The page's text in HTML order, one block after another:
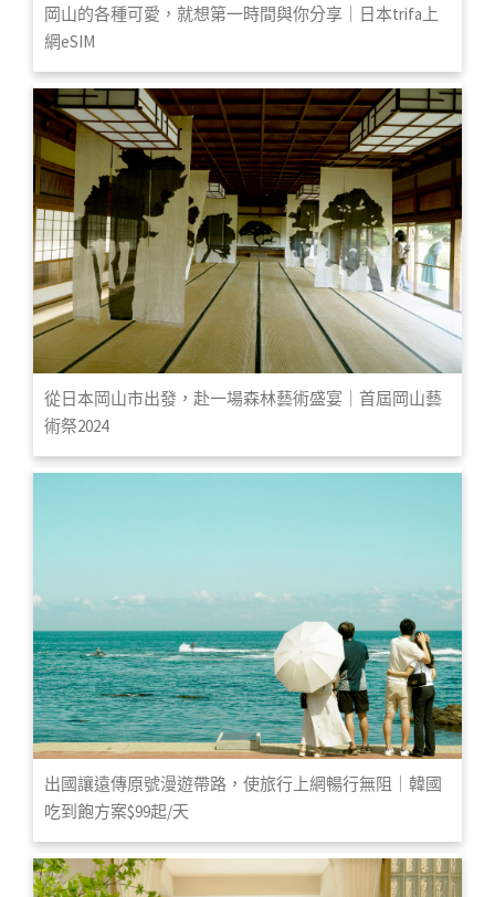
岡山的各種可愛，就想第一時間與你分享｜日本trifa上
網eSIM
從日本岡山市出發，赴一場森林藝術盛宴｜首屆岡山藝
術祭2024
出國讓遠傳原號漫遊帶路，使旅行上網暢行無阻｜韓國
吃到飽方案$99起/天